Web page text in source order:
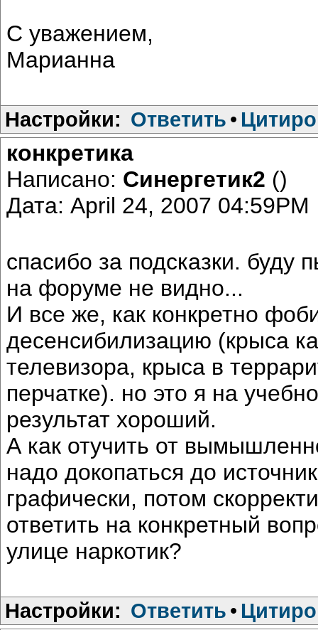
С уважением,
Марианна
Настройки: Ответить •
конкретика
Написано: Синергетик2 ()
Дата: April 24, 2007 04:59PM
спасибо за подсказки. буду
на форуме не видно...
И все же, как конкретно
десенсибилизацию (крыса
телевизора, крыса в
перчатке). но это я на
результат хороший.
А как отучить от
надо докопаться до
графически, потом
ответить на конкретный
улице наркотик?
Настройки: Ответить •